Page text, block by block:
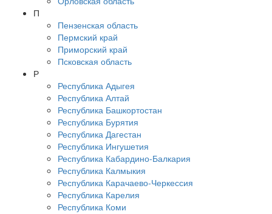
П
Пензенская область
Пермский край
Приморский край
Псковская область
Р
Республика Адыгея
Республика Алтай
Республика Башкортостан
Республика Бурятия
Республика Дагестан
Республика Ингушетия
Республика Кабардино-Балкария
Республика Калмыкия
Республика Карачаево-Черкессия
Республика Карелия
Республика Коми